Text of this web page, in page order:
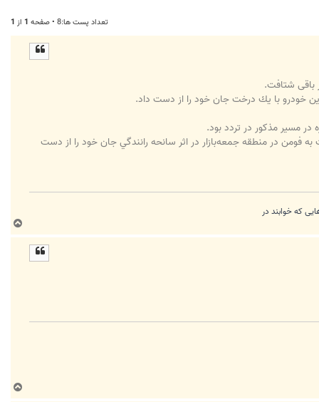
تعداد پست ها:8 • صفحه 1 از 1
باقی شتافت.
خودرو با يك درخت جان خود را از دست داد.
در منطقه جمعه‌بازار در اثر سانحه رانندگي جان خود را از دست
ا